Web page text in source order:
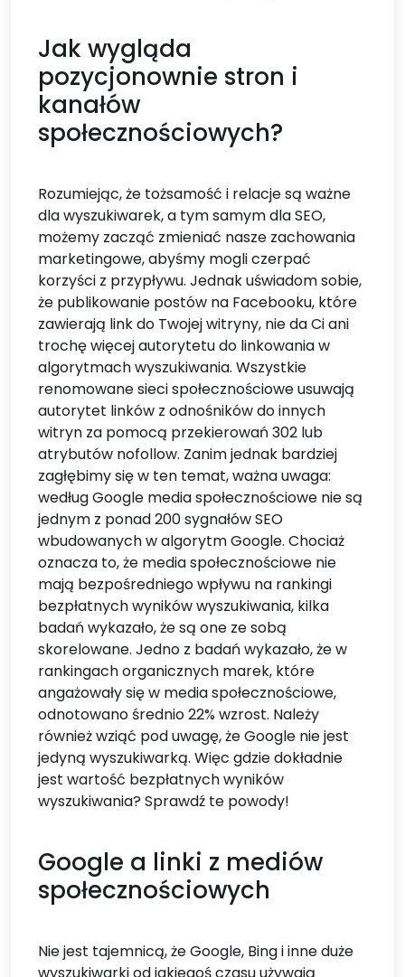
​Jak wygląda
pozycjonownie stron i
kanałów
społecznościowych?
Rozumiejąc, że tożsamość i relacje są ważne
dla wyszukiwarek, a tym samym dla SEO,
możemy zacząć zmieniać nasze zachowania
marketingowe, abyśmy mogli czerpać
korzyści z przypływu. Jednak uświadom sobie,
że publikowanie postów na Facebooku, które
zawierają link do Twojej witryny, nie da Ci ani
trochę więcej autorytetu do linkowania w
algorytmach wyszukiwania. Wszystkie
renomowane sieci społecznościowe usuwają
autorytet linków z odnośników do innych
witryn za pomocą przekierowań 302 lub
atrybutów nofollow. Zanim jednak bardziej
zagłębimy się w ten temat, ważna uwaga:
według Google media społecznościowe nie są
jednym z ponad 200 sygnałów SEO
wbudowanych w algorytm Google. Chociaż
oznacza to, że media społecznościowe nie
mają bezpośredniego wpływu na rankingi
bezpłatnych wyników wyszukiwania, kilka
badań wykazało, że są one ze sobą
skorelowane. Jedno z badań wykazało, że w
rankingach organicznych marek, które
angażowały się w media społecznościowe,
odnotowano średnio 22% wzrost. Należy
również wziąć pod uwagę, że Google nie jest
jedyną wyszukiwarką. Więc gdzie dokładnie
jest wartość bezpłatnych wyników
wyszukiwania? Sprawdź te powody!
​Google a linki z mediów
społecznościowych
Nie jest tajemnicą, że Google, Bing i inne duże